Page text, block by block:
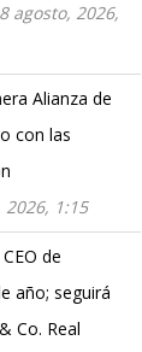
agosto, 2026,
Alianza de
con las
2026, 1:15
de
año; seguirá
Co. Real